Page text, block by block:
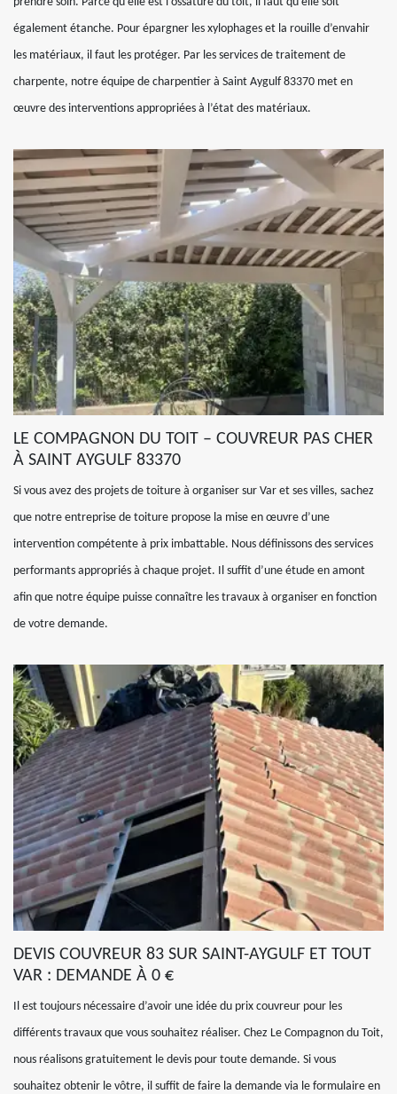
également étanche. Pour épargner les xylophages et la rouille d’envahir
les matériaux, il faut les protéger. Par les services de traitement de
charpente, notre équipe de charpentier à Saint Aygulf 83370 met en
œuvre des interventions appropriées à l’état des matériaux.
LE COMPAGNON DU TOIT – COUVREUR PAS CHER
À SAINT AYGULF 83370
Si vous avez des projets de toiture à organiser sur Var et ses villes, sachez
que notre entreprise de toiture propose la mise en œuvre d’une
intervention compétente à prix imbattable. Nous définissons des services
performants appropriés à chaque projet. Il suffit d’une étude en amont
afin que notre équipe puisse connaître les travaux à organiser en fonction
de votre demande.
DEVIS COUVREUR 83 SUR SAINT-AYGULF ET TOUT
VAR : DEMANDE À 0 €
Il est toujours nécessaire d’avoir une idée du prix couvreur pour les
différents travaux que vous souhaitez réaliser. Chez Le Compagnon du Toit,
nous réalisons gratuitement le devis pour toute demande. Si vous
souhaitez obtenir le vôtre, il suffit de faire la demande via le formulaire en